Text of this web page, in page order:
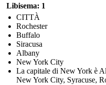
Libisema: 1
CITTÀ
Rochester
Buffalo
Siracusa
Albany
New York City
La capitale di New York è
New York City, Syracuse,